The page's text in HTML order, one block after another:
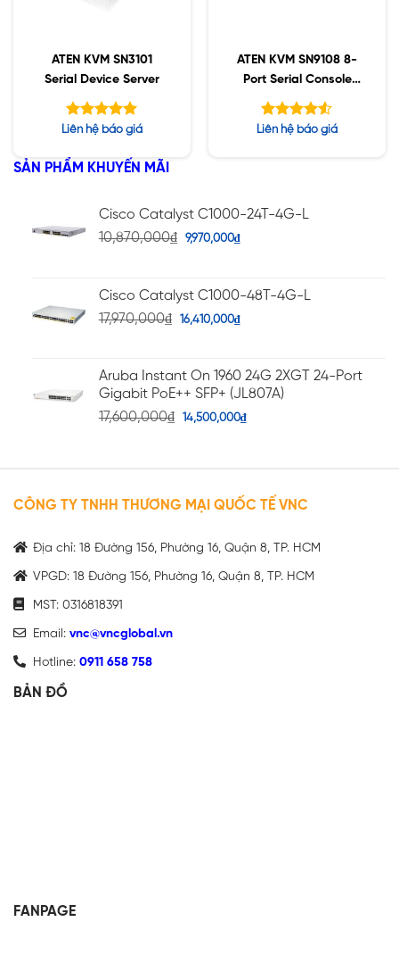
ATEN KVM SN3101
Serial Device Server
Được xếp
5 sao
Liên hệ báo giá
ATEN KVM SN9108 8-
Port Serial Console
Server
Được xếp
Liên hệ báo giá
SẢN PHẨM KHUYẾN MÃI
Cisco Catalyst C1000-24T-4G-L
10,870,000₫ 9,970,000₫
Cisco Catalyst C1000-48T-4G-L
17,970,000₫ 16,410,000₫
Aruba Instant On 1960 24G 2XGT 24-Port
Gigabit PoE++ SFP+ (JL807A)
17,600,000₫ 14,500,000₫
CÔNG TY TNHH THƯƠNG MẠI QUỐC TẾ VNC
Địa chỉ: 18 Đường 156, Phường 16, Quận 8, TP. HCM
VPGD: 18 Đường 156, Phường 16, Quận 8, TP. HCM
MST: 0316818391
Email: vnc@vncglobal.vn
Hotline: 0911 658 758
BẢN ĐỒ
FANPAGE